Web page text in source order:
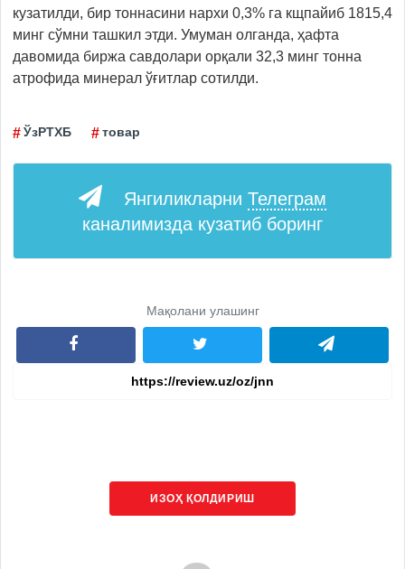
кузатилди, бир тоннасини нархи 0,3% га кщпайиб 1815,4
минг сўмни ташкил этди. Умуман олганда, ҳафта
давомида биржа савдолари орқали 32,3 минг тонна
атрофида минерал ўғитлар сотилди.
ЎзРТХБ товар
Янгиликларни Телеграм
каналимизда кузатиб боринг
Мақолани улашинг
ИЗОҲ ҚОЛДИРИШ